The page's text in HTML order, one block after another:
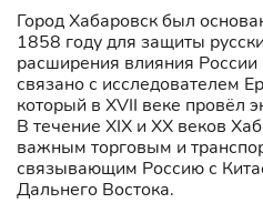
Город Хабаровск был
1858 году для защиты
расширения влияния России
связано с исследователем
который в XVII веке провёл
В течение XIX и XX веков
важным торговым и
связывающим Россию с
Дальнего Востока.